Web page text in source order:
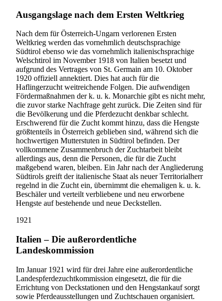
Ausgangslage nach dem Ersten Weltkrieg
Nach dem für Österreich-Ungarn verlorenen Ersten
Weltkrieg werden das vornehmlich deutschsprachige
Südtirol ebenso wie das vornehmlich italienischsprachige
Welschtirol im November 1918 von Italien besetzt und
aufgrund des Vertrages von St. Germain am 10. Oktober
1920 offiziell annektiert. Dies hat auch für die
Haflingerzucht weitreichende Folgen. Die aufwendigen
Fördermaßnahmen der k. u. k. Monarchie gibt es nicht mehr,
die zuvor starke Nachfrage geht zurück. Die Zeiten sind für
die Bevölkerung und die Pferdezucht denkbar schlecht.
Erschwerend für die Zucht kommt hinzu, dass die Hengste
größtenteils in Österreich geblieben sind, während sich die
hochwertigen Mutterstuten in Südtirol befinden. Der
vollkommene Zusammenbruch der Zuchtarbeit bleibt
allerdings aus, denn die Personen, die für die Zucht
maßgebend waren, bleiben. Ein Jahr nach der Angliederung
Südtirols greift der italienische Staat als neuer Territorialherr
regelnd in die Zucht ein, übernimmt die ehemaligen k. u. k.
Beschäler und verteilt verbliebene und neu erworbene
Hengste auf bestehende und neue Deckstellen.
1921
Italien – Die außerordentliche
Landeskommission
Im Januar 1921 wird für drei Jahre eine außerordentliche
Landespferdezuchtkommission eingesetzt, die für die
Errichtung von Deckstationen und den Hengstankauf sorgt
sowie Pferdeausstellungen und Zuchtschauen organisiert.